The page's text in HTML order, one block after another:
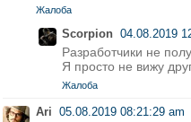
Жалоба
Scorpion 04.08.2019
Разработчики не
Я просто не вижу
Жалоба
Ari 05.08.2019 08:21:29 am